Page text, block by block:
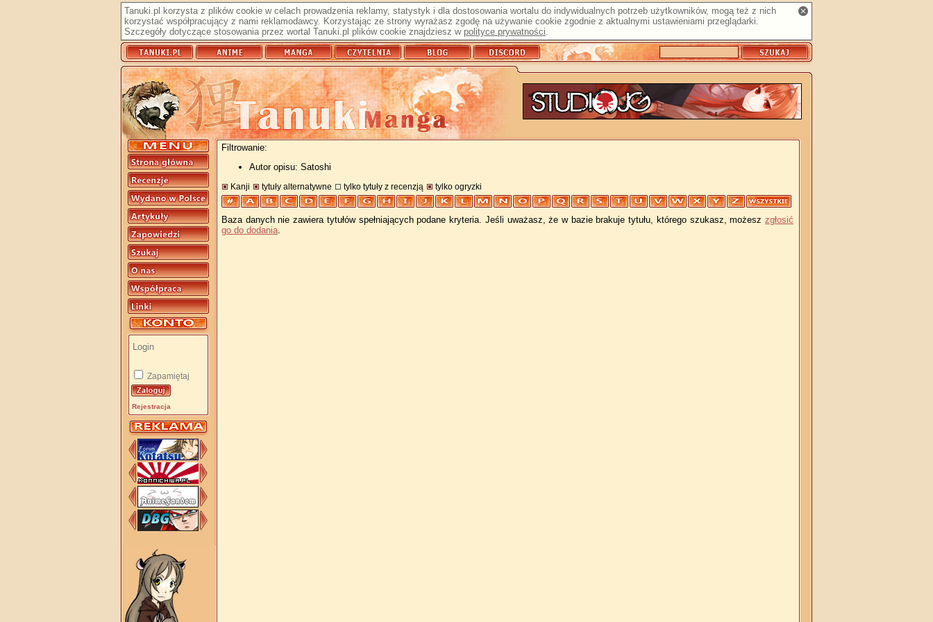
Tanuki.pl korzysta z plików cookie w celach prowadzenia reklamy, statystyk i dla dostosowania wortalu do indywidualnych potrzeb użytkowników, mogą też z nich
korzystać współpracujący z nami reklamodawcy. Korzystając ze strony wyrażasz zgodę na używanie cookie zgodnie z aktualnymi ustawieniami przeglądarki.
Szczegóły dotyczące stosowania przez wortal Tanuki.pl plików cookie znajdziesz w polityce prywatności.
Zapamiętaj
Rejestracja
Filtrowanie:
Autor opisu: Satoshi
Kanji tytuły alternatywne tylko tytuły z recenzją tylko ogryzki
Baza danych nie zawiera tytułów spełniających podane kryteria. Jeśli uważasz, że w bazie brakuje tytułu, którego szukasz, możesz zgłosić
go do dodania.